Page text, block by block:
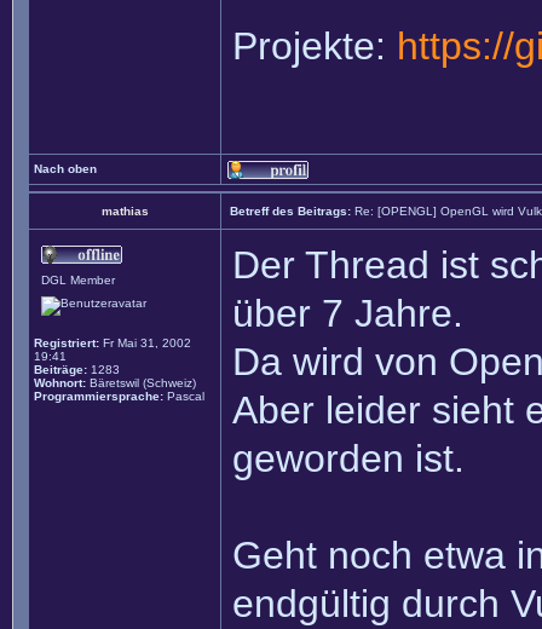
Projekte: https://
Nach oben
mathias Betreff des Beitrags: Re: [OPENGL] OpenGL wird
DGL Member
Registriert: Fr Mai 31, 2002
19:41
Beiträge: 1283
Wohnort: Bäretswil (Schweiz)
Programmiersprache: Pascal
Der Thread ist
über 7 Jahre.
Da wird von
Aber leider sieht
geworden ist.
Geht noch etwa
endgültig durch